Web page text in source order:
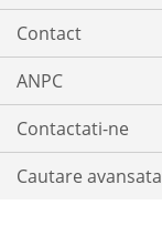
Contact
ANPC
Contactati-ne
Cautare avansata